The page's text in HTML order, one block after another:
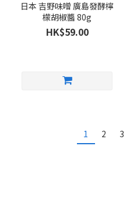
日本 吉野味噌 廣島發酵檸
檬胡椒醬 80g
HK$59.00
1 2 3